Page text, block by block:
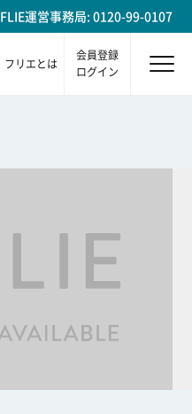
FLIE運営事務局: 0120-99-0107
フリエとは
会員登録
ログイン